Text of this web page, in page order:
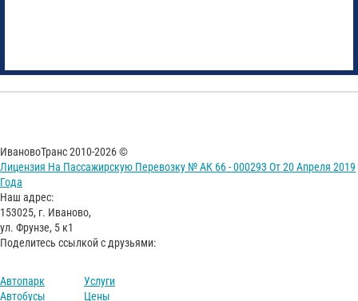
ИвановоТранс 2010-2026 ©
Лицензия На Пассажирскую Перевозку № АК 66 - 000293 От 20 Апреля 2019
Года
Наш адрес:
153025, г. Иваново,
ул. Фрунзе, 5 к1
Поделитесь ссылкой с друзьями:
Автопарк
Автобусы
Услуги
Цены